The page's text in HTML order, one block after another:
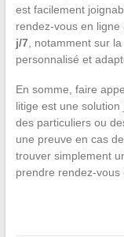
est facilement
rendez-vous en
j/7, notamment sur
personnalisé et
En somme, faire
litige est une
des particuliers ou
une preuve en cas
trouver simplement
prendre rendez-vous